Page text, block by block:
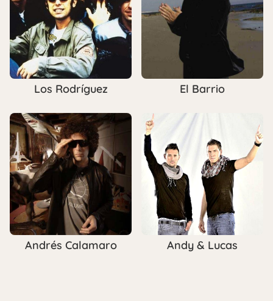
Los Rodríguez El Barrio
Andrés Calamaro Andy & Lucas